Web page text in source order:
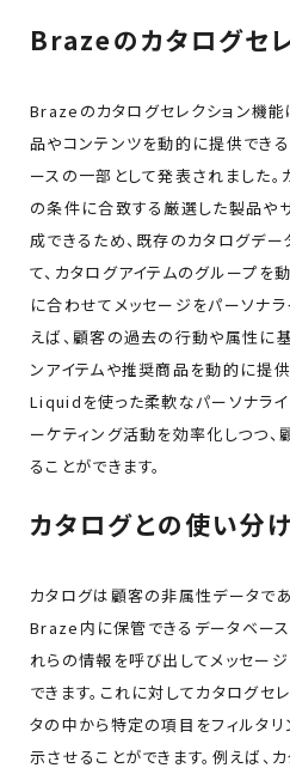
Brazeのカタログセ
Brazeのカタログセレクション機
品やコンテンツを動的に提供でき
ースの一部として発表されました。
の条件に合致する厳選した製品や
成できるため、既存のカタログデ
て、カタログアイテムのグループを
に合わせてメッセージをパーソナラ
えば、顧客の過去の行動や属性に
ンアイテムや推奨商品を動的に提
Liquidを使った柔軟なパーソナライ
ーケティング活動を効率化しつつ
ることができます。
カタログとの使い分け
カタログは顧客の非属性データで
Braze内に保管できるデータベー
れらの情報を呼び出してメッセー
できます。これに対してカタログセ
タの中から特定の項目をフィルタ
示させることができます。例えば